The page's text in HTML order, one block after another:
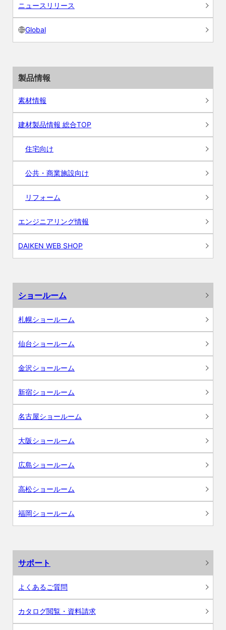
ニュースリリース
Global
製品情報
素材情報
建材製品情報 総合TOP
住宅向け
公共・商業施設向け
リフォーム
エンジニアリング情報
DAIKEN WEB SHOP
ショールーム
札幌ショールーム
仙台ショールーム
金沢ショールーム
新宿ショールーム
名古屋ショールーム
大阪ショールーム
広島ショールーム
高松ショールーム
福岡ショールーム
サポート
よくあるご質問
カタログ閲覧・資料請求